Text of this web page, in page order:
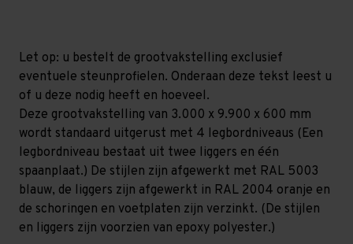
niveaus
GALVA
niveaus
GALVA
Let op: u bestelt de grootvakstelling exclusief
eventuele steunprofielen. Onderaan deze tekst leest u
of u deze nodig heeft en hoeveel.
Deze grootvakstelling van 3.000 x 9.900 x 600 mm
wordt standaard uitgerust met 4 legbordniveaus (Een
legbordniveau bestaat uit twee liggers en één
spaanplaat.) De stijlen zijn afgewerkt met RAL 5003
blauw, de liggers zijn afgewerkt in RAL 2004 oranje en
de schoringen en voetplaten zijn verzinkt. (De stijlen
en liggers zijn voorzien van epoxy polyester.)